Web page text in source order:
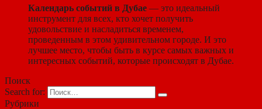
Календарь событий в Дубае — это идеальный
инструмент для всех, кто хочет получить
удовольствие и насладиться временем,
проведенным в этом удивительном городе. И это
лучшее место, чтобы быть в курсе самых важных и
интересных событий, которые происходят в Дубае.
Поиск
Search for:
Рубрики